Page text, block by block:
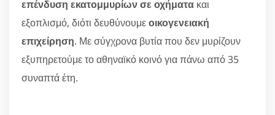
επένδυση εκατομμυρίων σε οχήματα και
εξοπλισμό, διότι δευθύνουμεοικογενειακή
επιχείρηση. Με σύγχρονα βυτία που δεν μυρίζουν
εξυπηρετούμε το αθηναϊκό κοινό για πάνω από 35
συναπτά έτη.